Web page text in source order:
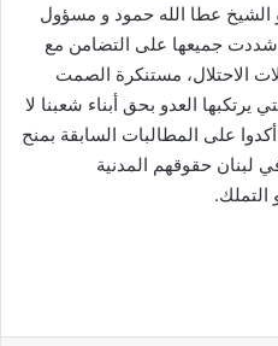
الشيخ عطا الله حمود و مسؤول
شددت جميعها على التضامن مع
الاحتلال، مستنكرة الصمت
يرتكبها العدو بحق أبناء شعبنا لا
على المطالبات السابقة بمنح
لبنان حقوقهم المدنية
التملك.